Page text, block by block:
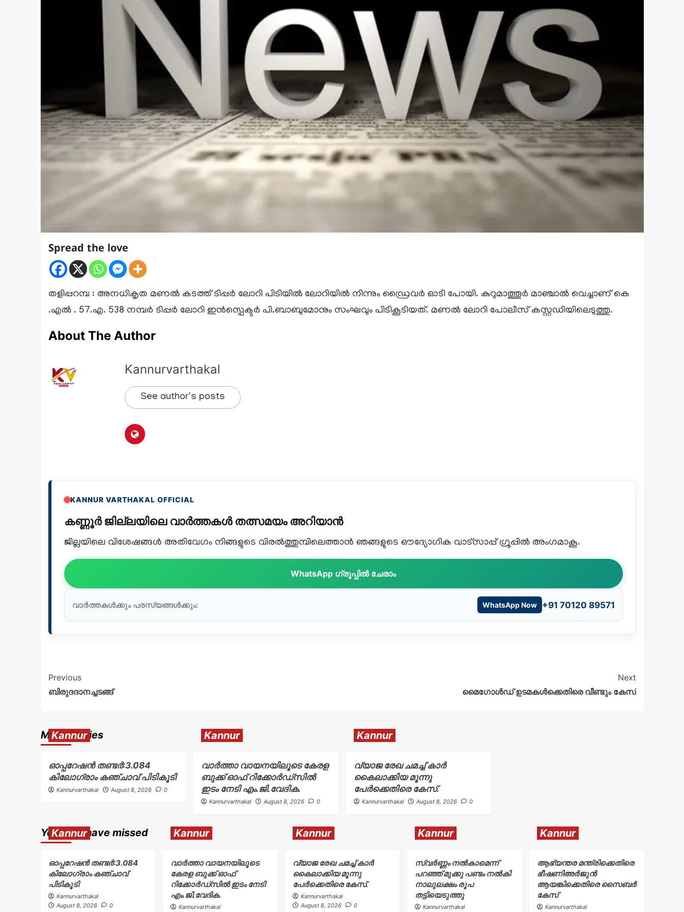
Spread the love
തളിപ്പറമ്പ : അനധികൃത മണൽ കടത്ത് ടിപ്പർ ലോറി പിടിയിൽ ലോറിയിൽ നിന്നും ഡ്രൈവർ ഓടി പോയി. കുറുമാത്തൂർ മാഞ്ചാൽ വെച്ചാണ് കെ
.എൽ . 57.എ. 538 നമ്പർ ടിപ്പർ ലോറി ഇൻസ്പെക്ടർ പി.ബാബുമോനും സംഘവും പിടികൂടിയത്. മണൽ ലോറി പോലീസ് കസ്റ്റഡിയിലെടുത്തു.
About The Author
Kannurvarthakal
See author's posts
KANNUR VARTHAKAL OFFICIAL
കണ്ണൂർ ജില്ലയിലെ വാർത്തകൾ തത്സമയം അറിയാൻ
ജില്ലയിലെ വിശേഷങ്ങൾ അതിവേഗം നിങ്ങളുടെ വിരൽത്തുമ്പിലെത്താൻ ഞങ്ങളുടെ ഔദ്യോഗിക വാട്സാപ്പ് ഗ്രൂപ്പിൽ അംഗമാകൂ.
WhatsApp ഗ്രൂപ്പിൽ ചേരാം
വാർത്തകൾക്കും പരസ്യങ്ങൾക്കും: WhatsApp Now +91 70120 89571
Previous
ബിരുദദാനച്ചടങ്ങ്
Next
മൈഗോൾഡ് ഉടമകൾക്കെതിരെ വീണ്ടും കേസ്
More Stories
Kannur
ഓപ്പറേഷൻ തണ്ടർ:3.084
കിലോഗ്രാം കഞ്ചാവ് പിടികൂടി
Kannurvarthakal August 8, 2026 0
Kannur
വാർത്താ വായനയിലൂടെ കേരള
ബുക്ക് ഓഫ് റിക്കോർഡ്സിൽ
ഇടം നേടി എം.ജി.വേദിക.
Kannurvarthakal August 8, 2026 0
Kannur
വ്യാജ രേഖ ചമച്ച് കാർ
കൈലാക്കിയ മൂന്നു
പേർക്കെതിരെ കേസ്.
Kannurvarthakal August 8, 2026 0
You may have missed
Kannur
ഓപ്പറേഷൻ തണ്ടർ:3.084
കിലോഗ്രാം കഞ്ചാവ്
പിടികൂടി
Kannurvarthakal
August 8, 2026
0
Kannur
വാർത്താ വായനയിലൂടെ
കേരള ബുക്ക് ഓഫ്
റിക്കോർഡ്സിൽ ഇടം നേടി
എം.ജി.വേദിക.
Kannurvarthakal
Kannur
വ്യാജ രേഖ ചമച്ച് കാർ
കൈലാക്കിയ മൂന്നു
പേർക്കെതിരെ കേസ്.
Kannurvarthakal
August 8, 2026
0
Kannur
സ്വർണ്ണം നൽകാമെന്ന്
പറഞ്ഞ് മുക്കു പണ്ടം നൽകി
നാലുലക്ഷം രൂപ
തട്ടിയെടുത്തു
Kannurvarthakal
Kannur
ആഭ്യന്തര മന്ത്രിക്കെതിരെ
ഭീഷണിഅർജുൻ
ആയങ്കിക്കെതിരെ സൈബർ
കേസ്
Kannurvarthakal